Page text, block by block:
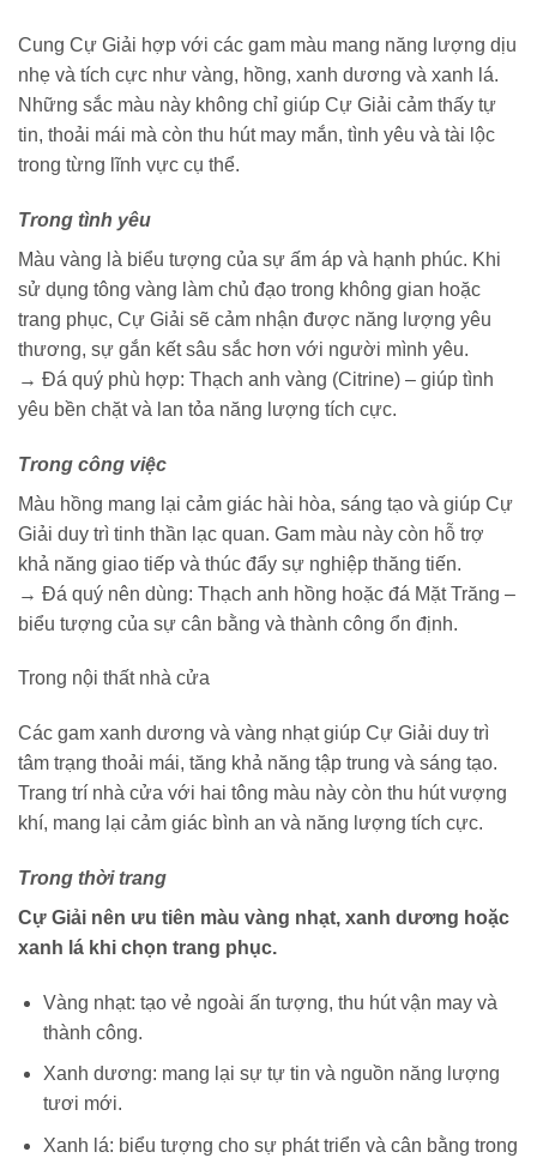
Cung Cự Giải hợp với các gam màu mang năng lượng dịu
nhẹ và tích cực như vàng, hồng, xanh dương và xanh lá.
Những sắc màu này không chỉ giúp Cự Giải cảm thấy tự
tin, thoải mái mà còn thu hút may mắn, tình yêu và tài lộc
trong từng lĩnh vực cụ thể.
Trong tình yêu
Màu vàng là biểu tượng của sự ấm áp và hạnh phúc. Khi
sử dụng tông vàng làm chủ đạo trong không gian hoặc
trang phục, Cự Giải sẽ cảm nhận được năng lượng yêu
thương, sự gắn kết sâu sắc hơn với người mình yêu.
→ Đá quý phù hợp: Thạch anh vàng (Citrine) – giúp tình
yêu bền chặt và lan tỏa năng lượng tích cực.
Trong công việc
Màu hồng mang lại cảm giác hài hòa, sáng tạo và giúp Cự
Giải duy trì tinh thần lạc quan. Gam màu này còn hỗ trợ
khả năng giao tiếp và thúc đẩy sự nghiệp thăng tiến.
→ Đá quý nên dùng: Thạch anh hồng hoặc đá Mặt Trăng –
biểu tượng của sự cân bằng và thành công ổn định.
Trong nội thất nhà cửa
Các gam xanh dương và vàng nhạt giúp Cự Giải duy trì
tâm trạng thoải mái, tăng khả năng tập trung và sáng tạo.
Trang trí nhà cửa với hai tông màu này còn thu hút vượng
khí, mang lại cảm giác bình an và năng lượng tích cực.
Trong thời trang
Cự Giải nên ưu tiên màu vàng nhạt, xanh dương hoặc
xanh lá khi chọn trang phục.
Vàng nhạt: tạo vẻ ngoài ấn tượng, thu hút vận may và
thành công.
Xanh dương: mang lại sự tự tin và nguồn năng lượng
tươi mới.
Xanh lá: biểu tượng cho sự phát triển và cân bằng trong